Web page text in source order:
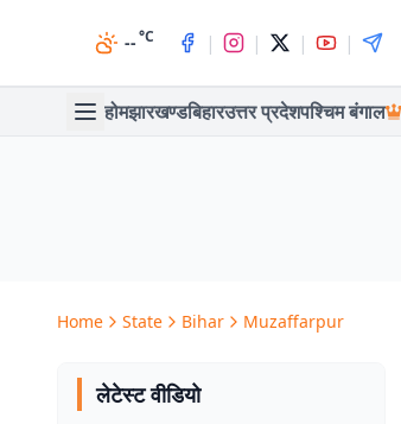
--°C | | | |
होमझारखण्डबिहारउत्तर प्रदेशपश्चिम बंगाल
Home State Bihar Muzaffarpur
लेटेस्ट वीडियो